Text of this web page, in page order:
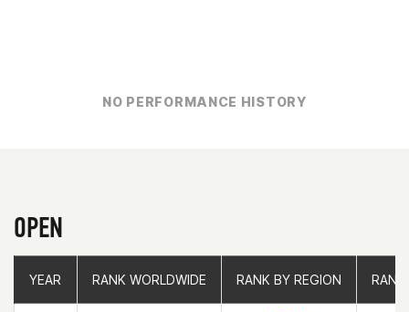
NO PERFORMANCE HISTORY
OPEN
YEAR RANK WORLDWIDE RANK BY REGION
YEAR RANK WORLDWIDE RANK BY REGION